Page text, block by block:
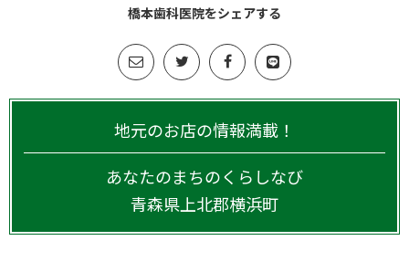
橋本歯科医院をシェアする
地元のお店の情報満載！
あなたのまちのくらしなび
青森県 上北郡横浜町